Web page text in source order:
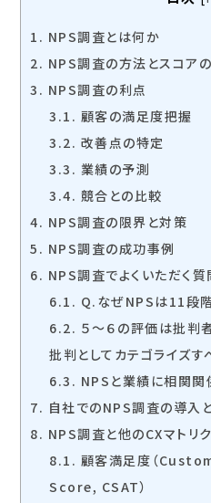
1. NPS調査とは何か
2. NPS調査の方法とスコア
3. NPS調査の利点
3.1. 顧客の満足度把握
3.2. 改善点の特定
3.3. 業績の予測
3.4. 競合との比較
4. NPS調査の限界と対策
5. NPS調査の成功事例
6. NPS調査でよくいただく質
6.1. Q.なぜNPSは11段
6.2. ５〜６の評価は批判
批判としてカテゴライズす
6.3. NPSと業績に相関関
7. 自社でのNPS調査の導入
8. NPS調査と他のCXマトリ
8.1. 顧客満足度（
Score, CSAT）